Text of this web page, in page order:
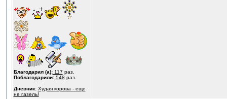
Благодарил (а):117 раз.
Поблагодарили:548 раз.
Дневник: Худая корова - еще
не газель!